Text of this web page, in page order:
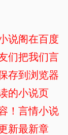
说阁在百度
们把我们言
存到浏览器
的小说页
！言情小说
新最新章